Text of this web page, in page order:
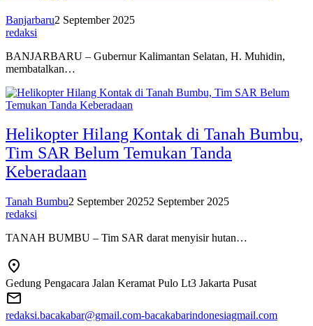
Banjarbaru2 September 2025
redaksi
BANJARBARU – Gubernur Kalimantan Selatan, H. Muhidin,
membatalkan…
Helikopter Hilang Kontak di Tanah Bumbu,
Tim SAR Belum Temukan Tanda
Keberadaan
Tanah Bumbu2 September 20252 September 2025
redaksi
TANAH BUMBU – Tim SAR darat menyisir hutan…
Gedung Pengacara Jalan Keramat Pulo Lt3 Jakarta Pusat
redaksi.bacakabar@gmail.com-bacakabarindonesiagmail.com